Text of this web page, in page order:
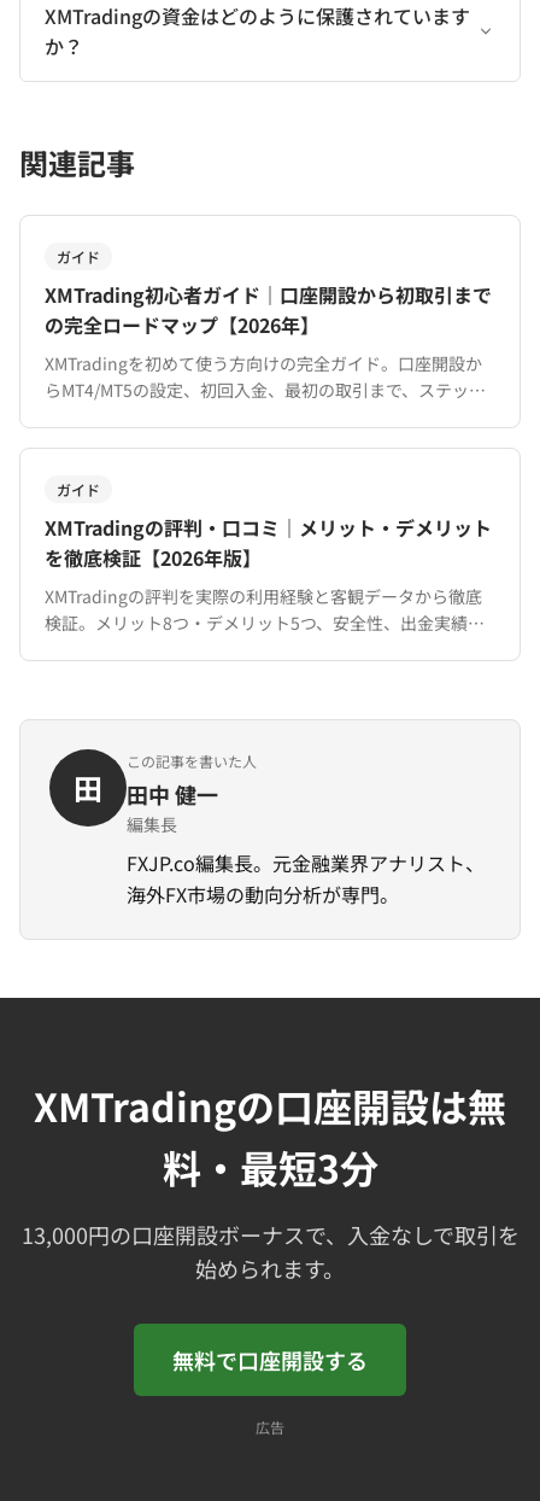
XMTradingの資金はどのように保護されています
か？
関連記事
ガイド
XMTrading初心者ガイド｜口座開設から初取引まで
の完全ロードマップ【2026年】
XMTradingを初めて使う方向けの完全ガイド。口座開設か
らMT4/MT5の設定、初回入金、最初の取引まで、ステップ
ガイド
XMTradingの評判・口コミ｜メリット・デメリット
を徹底検証【2026年版】
XMTradingの評判を実際の利用経験と客観データから徹底
検証。メリット8つ・デメリット5つ、安全性、出金実績、
田
この記事を書いた人
田中 健一
編集長
FXJP.co編集長。元金融業界アナリスト、
海外FX市場の動向分析が専門。
XMTradingの口座開設は無
料・最短3分
13,000円の口座開設ボーナスで、入金なしで取引を
始められます。
無料で口座開設する
広告